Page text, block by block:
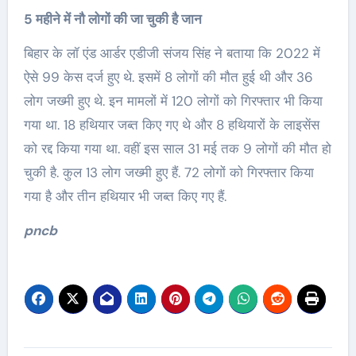
5 महीने में नौ लोगों की जा चुकी है जान
बिहार के लॉ एंड आर्डर एडीजी संजय सिंह ने बताया कि 2022 में
ऐसे 99 केस दर्ज हुए थे. इसमें 8 लोगों की मौत हुई थी और 36
लोग जख्मी हुए थे. इन मामलों में 120 लोगों को गिरफ्तार भी किया
गया था. 18 हथियार जब्त किए गए थे और 8 हथियारों के लाइसेंस
को रद्द किया गया था. वहीं इस साल 31 मई तक 9 लोगों की मौत हो
चुकी है. कुल 13 लोग जख्मी हुए हैं. 72 लोगों को गिरफ्तार किया
गया है और तीन हथियार भी जब्त किए गए हैं.
pncb